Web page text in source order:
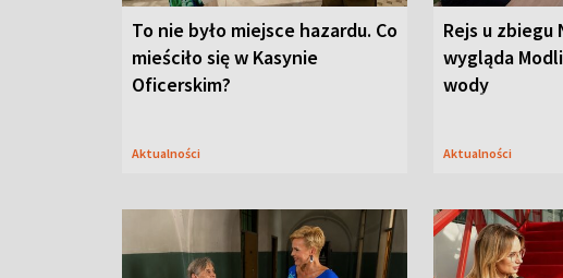
To nie było miejsce hazardu. Co
mieściło się w Kasynie
Oficerskim?
Aktualności
Rejs u zbiegu
wygląda
wody
Aktualności